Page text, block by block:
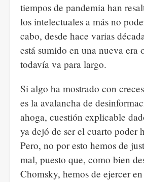
tiempos de pandemia han
los intelectuales a más no
cabo, desde hace varias
está sumido en una nueva era
todavía va para largo.
Si algo ha mostrado con
es la avalancha de
ahoga, cuestión explicable
ya dejó de ser el cuarto poder
Pero, no por esto hemos de
mal, puesto que, como bien
Chomsky, hemos de ejercer